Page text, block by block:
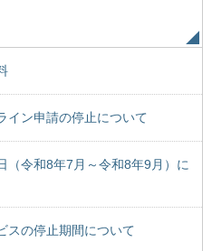
イン申請の停止について
（令和8年7月～令和8年9月）に
スの停止期間について